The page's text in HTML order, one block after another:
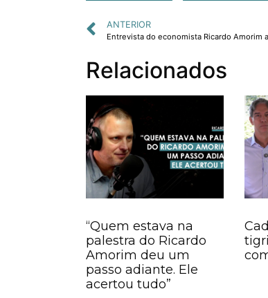
ANTERIOR
Entrevista do economista Ricardo Amorim
Relacionados
“Quem estava na
palestra do Ricardo
Amorim deu um
passo adiante. Ele
acertou tudo”